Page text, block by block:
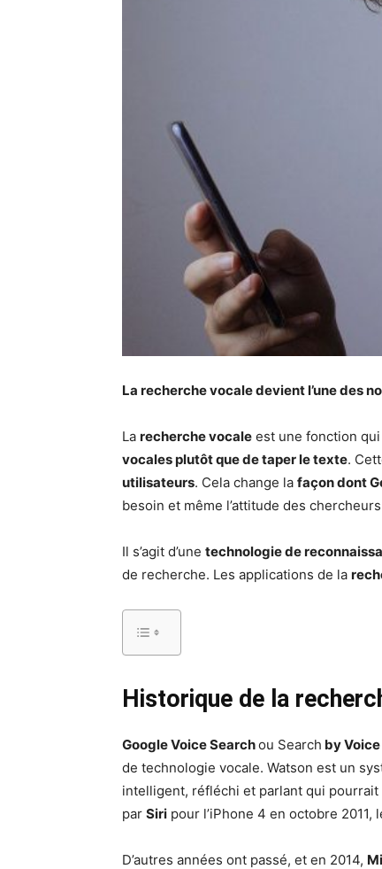
La recherche vocale devient l’une des
La recherche vocale est une fonction
vocales plutôt que de taper le texte.
utilisateurs. Cela change la façon dont
besoin et même l’attitude des
Il s’agit d’une technologie de
de recherche. Les applications de la
Historique de la
Google Voice Searchou Search by Voice
de technologie vocale. Watson est un
intelligent, réfléchi et parlant qui pourrait
par Siri pour l’iPhone 4 en octobre 2011,
D’autres années ont passé, et en 2014,